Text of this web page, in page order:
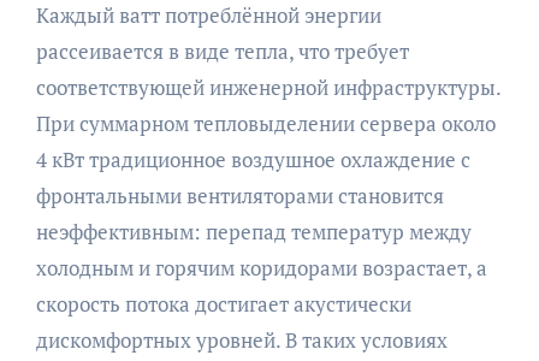
Каждый ватт потреблённой энергии
рассеивается в виде тепла, что требует
соответствующей инженерной инфраструктуры.
При суммарном тепловыделении сервера около
4 кВт традиционное воздушное охлаждение с
фронтальными вентиляторами становится
неэффективным: перепад температур между
холодным и горячим коридорами возрастает, а
скорость потока достигает акустически
дискомфортных уровней. В таких условиях